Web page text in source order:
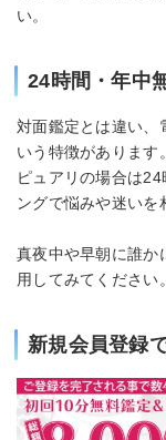
い。
24時間・年中
対面鑑定とは違い、
いう特徴があります。
ピュアリの場合は
ングで悩みや迷いを
真夜中や早朝に誰
用してみてください。
新規会員登録